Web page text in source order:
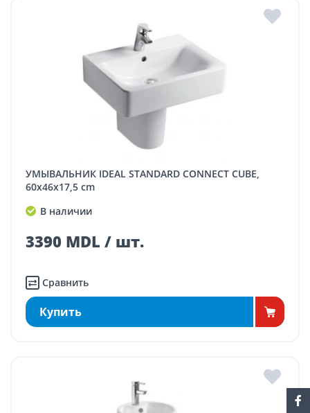
УМЫВАЛЬНИК IDEAL STANDARD CONNECT CUBE,
60x46x17,5 cm
В наличии
3390 MDL / шт.
Сравнить
Купить